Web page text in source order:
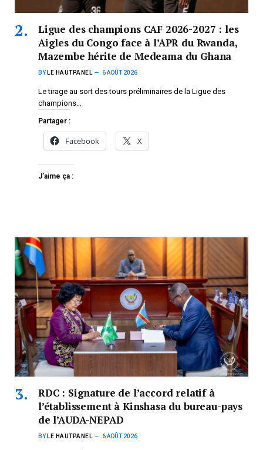
Ligue des champions CAF 2026-2027 : les
Aigles du Congo face à l’APR du Rwanda,
Mazembe hérite de Medeama du Ghana
BY LE HAUTPANEL 6 AOÛT 2026
Le tirage au sort des tours préliminaires de la Ligue des
champions…
Partager :
Facebook X
J’aime ça :
RDC : Signature de l’accord relatif à
l’établissement à Kinshasa du bureau-pays
de l’AUDA-NEPAD
BY LE HAUTPANEL 6 AOÛT 2026